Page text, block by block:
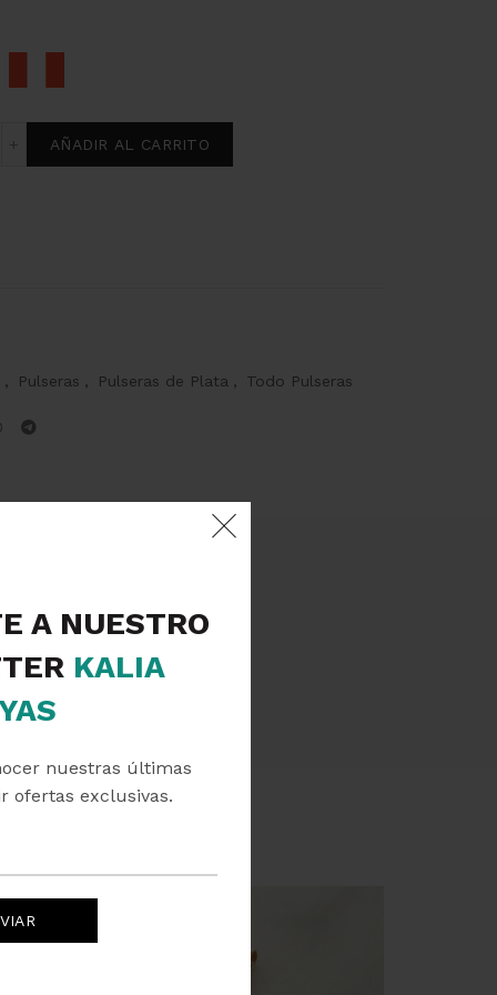
A NUESTRO
KALIA
nuestras últimas
ofertas exclusivas.
de plata cantidad
AÑADIR AL CARRITO
Pulseras Pulseras de Plata Todo Pulseras